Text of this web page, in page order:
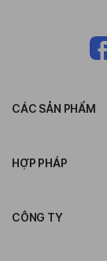
CÁC SẢN PHẨM
HỢP PHÁP
CÔNG TY